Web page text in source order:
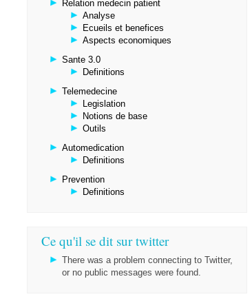
Relation medecin patient
Analyse
Ecueils et benefices
Aspects economiques
Sante 3.0
Definitions
Telemedecine
Legislation
Notions de base
Outils
Automedication
Definitions
Prevention
Definitions
Ce qu'il se dit sur twitter
There was a problem connecting to Twitter,
or no public messages were found.